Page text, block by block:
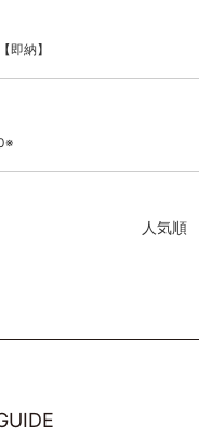
納】
人気順